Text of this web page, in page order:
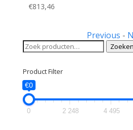
€813,46
Previous -
Zoeken
naar:
Zoeken
Product Filter
€0
0 2 248 4 495